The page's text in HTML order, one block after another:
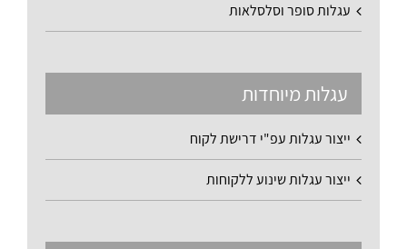
עגלות סופר וסלסלאות
עגלות מיוחדות
ייצור עגלות עפ"י דרישת לקוח
ייצור עגלות שינוע ללקוחות